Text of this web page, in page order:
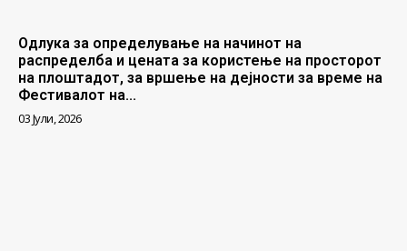
Одлука за определување на начинот на
распределба и цената за користење на просторот
на плоштадот, за вршење на дејности за време на
Фестивалот на...
03 Јули, 2026